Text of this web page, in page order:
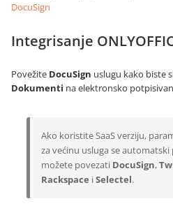
DocuSign
Integrisanje
Povežite DocuSign uslugu kako biste
Dokumenti na elektronsko
Ako koristite SaaS verziju,
za većinu usluga se automatski
možete povezati DocuSign,
Rackspace iSelectel.